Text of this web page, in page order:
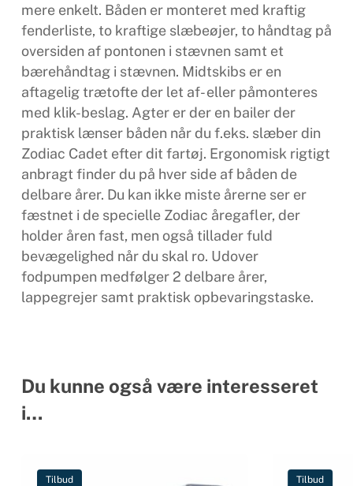
mere enkelt. Båden er monteret med kraftig
fenderliste, to kraftige slæbeøjer, to håndtag på
oversiden af pontonen i stævnen samt et
bærehåndtag i stævnen. Midtskibs er en
aftagelig trætofte der let af- eller påmonteres
med klik-beslag. Agter er der en bailer der
praktisk lænser båden når du f.eks. slæber din
Zodiac Cadet efter dit fartøj. Ergonomisk rigtigt
anbragt finder du på hver side af båden de
delbare årer. Du kan ikke miste årerne ser er
fæstnet i de specielle Zodiac åregafler, der
holder åren fast, men også tillader fuld
bevægelighed når du skal ro. Udover
fodpumpen medfølger 2 delbare årer,
lappegrejer samt praktisk opbevaringstaske.
Du kunne også være interesseret
i…
Tilbud Tilbud